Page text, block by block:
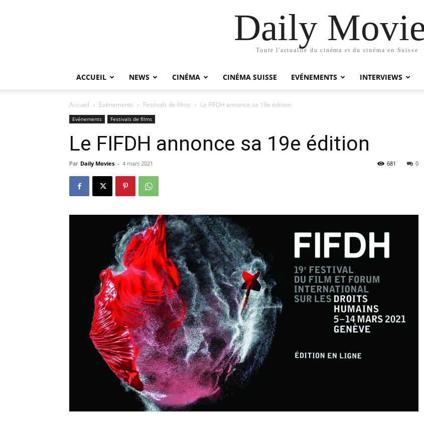
Daily
Toute l'actualité du cinéma et du cinéma en Suisse
ACCUEIL NEWS CINÉMA CINÉMA SUISSE EVÉNEMENTS INTERVIEWS
Accueil Evénements Festivals de films Le FIFDH annonce sa 19e édition
Evénements Festivals de films
Le FIFDH annonce sa 19e édition
Par Daily Movies - 4 mars 2021 0
681